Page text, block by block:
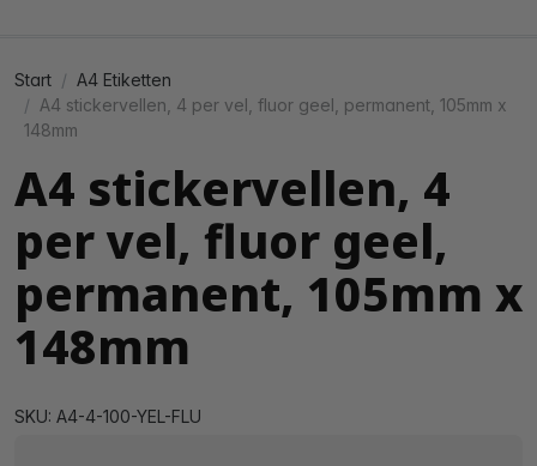
Start
A4 Etiketten
A4 stickervellen, 4 per vel, fluor geel, permanent, 105mm x
148mm
A4 stickervellen, 4
per vel, fluor geel,
permanent, 105mm x
148mm
SKU: A4-4-100-YEL-FLU